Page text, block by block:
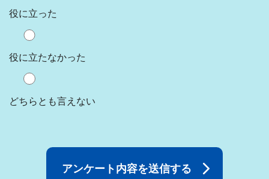
役に立った
役に立たなかった
どちらとも言えない